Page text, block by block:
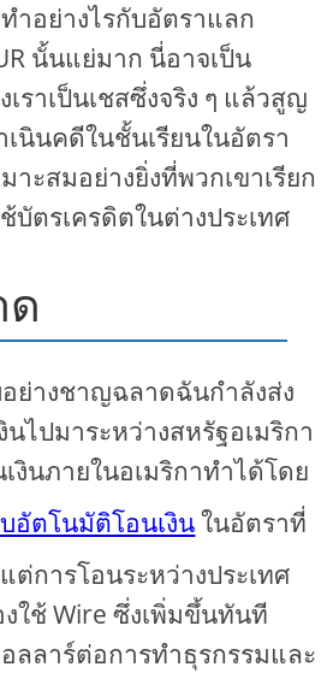
ำอย่างไรกับอัตราแลก
นั้นแย่มาก นี่อาจเป็น
ราเป็นเชสซึ่งจริง ๆ แล้วสูญ
เนินคดีในชั้นเรียนในอัตรา
าะสมอย่างยิ่งที่พวกเขาเรียก
บัตรเครดิตในต่างประเทศ
ย่างชาญฉลาดฉันกำลังส่ง
นไปมาระหว่างสหรัฐอเมริกา
งินภายในอเมริกาทำได้โดย
อัตโนมัติโอนเงินในอัตราที่
การโอนระหว่างประเทศ
ใช้ Wire ซึ่งเพิ่มขึ้นทันที
ลลาร์ต่อการทำธุรกรรมและ